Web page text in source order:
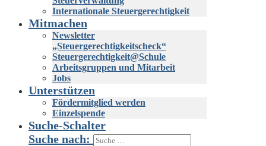
Internationale Steuergerechtigkeit
Mitmachen
Newsletter
„Steuergerechtigkeitscheck“
Steuergerechtigkeit@Schule
Arbeitsgruppen und Mitarbeit
Jobs
Unterstützen
Fördermitglied werden
Einzelspende
Suche-Schalter
Suche nach: